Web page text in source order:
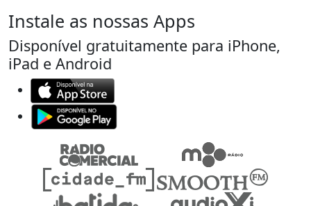
Instale as nossas Apps
Disponível gratuitamente para iPhone,
iPad e Android